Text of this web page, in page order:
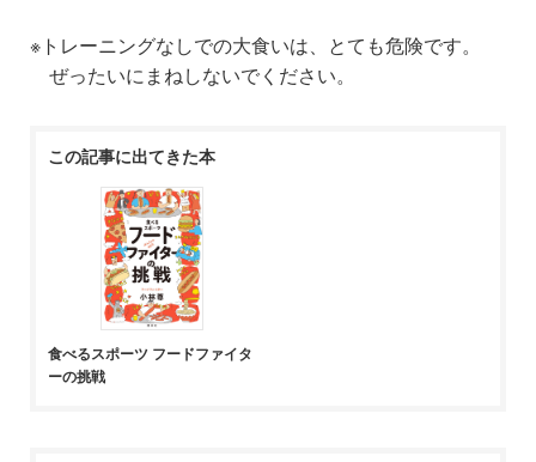
※トレーニングなしでの大食いは、とても危険です。
ぜったいにまねしないでください。
この記事に出てきた本
食べるスポーツ フードファイタ
ーの挑戦